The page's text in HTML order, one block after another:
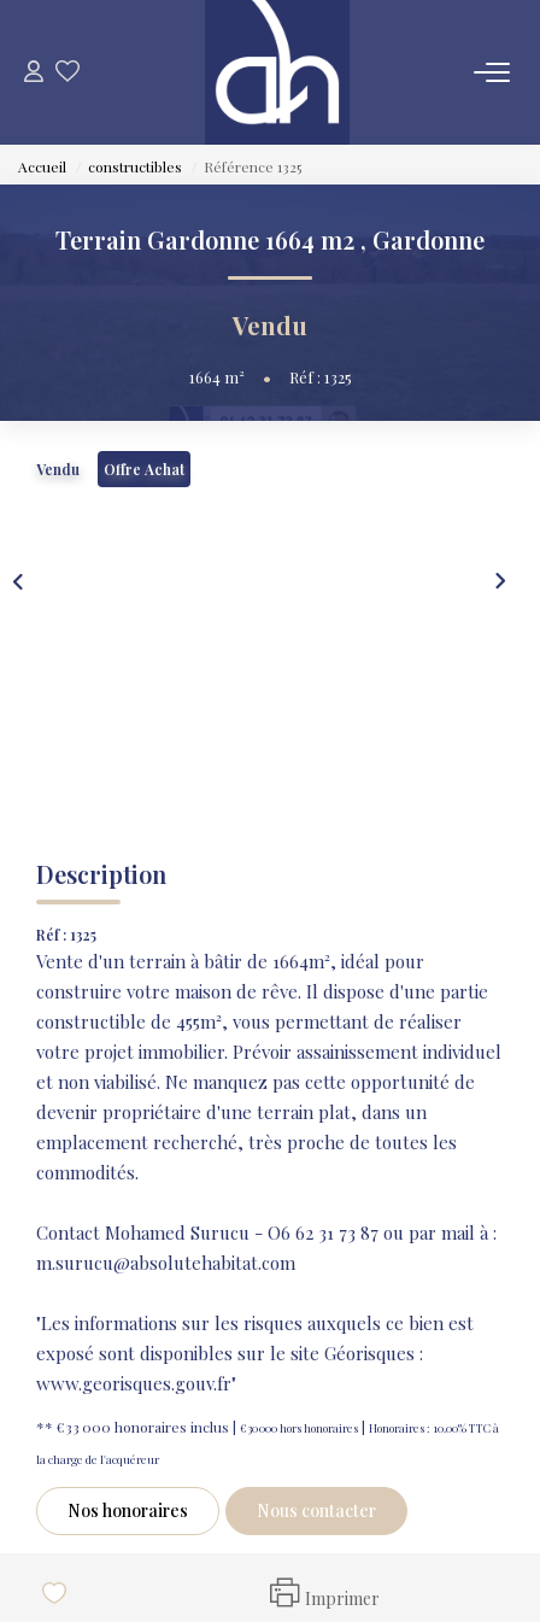
VENTE
ESTIMATION
GESTION LOCATIVE
QUI SOMMES NOUS
Accueil constructibles Référence 1325
Terrain Gardonne 1664 m2 , Gardonne
Vendu
1664m² • Réf : 1325
Vendu Offre Achat
Description
Réf : 1325
Vente d'un terrain à bâtir de 1664m², idéal pour
construire votre maison de rêve. Il dispose d'une partie
constructible de 455m², vous permettant de réaliser
votre projet immobilier. Prévoir assainissement individuel
et non viabilisé. Ne manquez pas cette opportunité de
devenir propriétaire d'une terrain plat, dans un
emplacement recherché, très proche de toutes les
commodités.
Contact Mohamed Surucu - O6 62 31 73 87 ou par mail à :
m.surucu@absolutehabitat.com
"Les informations sur les risques auxquels ce bien est
exposé sont disponibles sur le site Géorisques :
www.georisques.gouv.fr"
** €33 000 honoraires inclus | €30 000hors honoraires | Honoraires : 10.00% TTC à
la charge de l'acquéreur
Nos honoraires Nous contacter
Imprimer